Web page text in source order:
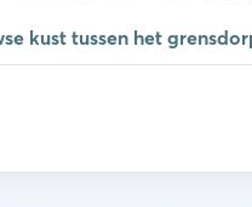
kust tussen het